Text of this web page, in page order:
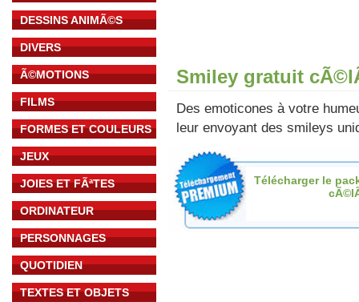
DESSINS ANIMÃ©S
DIVERS
Ã©MOTIONS
FILMS
FORMES ET COULEURS
JEUX
JOIES ET FÃªTES
ORDINATEUR
PERSONNAGES
QUOTIDIEN
TEXTES ET OBJETS
Smiley gratuit
Des emoticones à votre
leur envoyant des smileys
Télécharger le